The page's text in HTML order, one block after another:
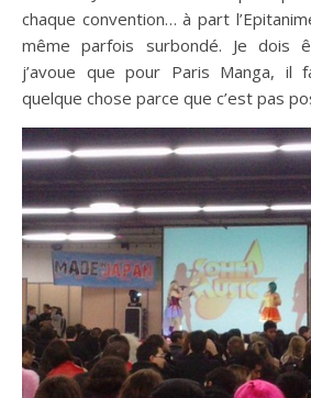
chaque convention… à part
même parfois surbondé. Je dois
j’avoue que pour Paris Manga, il
quelque chose parce que c’est pas